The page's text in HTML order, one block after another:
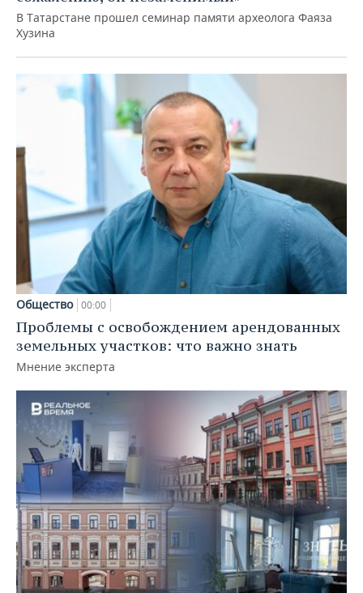
В Татарстане прошел семинар памяти археолога Фаяза
Хузина
Общество 00:00
Проблемы с освобождением арендованных
земельных участков: что важно знать
Мнение эксперта